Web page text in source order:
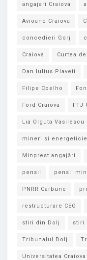
angajari Craiova
Avioane Craiova
concedieri Gorj
Craiova Curtea
Dan Iulius Plaveti
Filipe Coelho
Ford Craiova FTJ
Lia Olguta Vasilescu
mineri si
Minprest angajări
pensii pensii
PNRR Carbune
restructurare CEO
stiri din Dolj stiri
Tribunalul Dolj
Universitatea Craiova